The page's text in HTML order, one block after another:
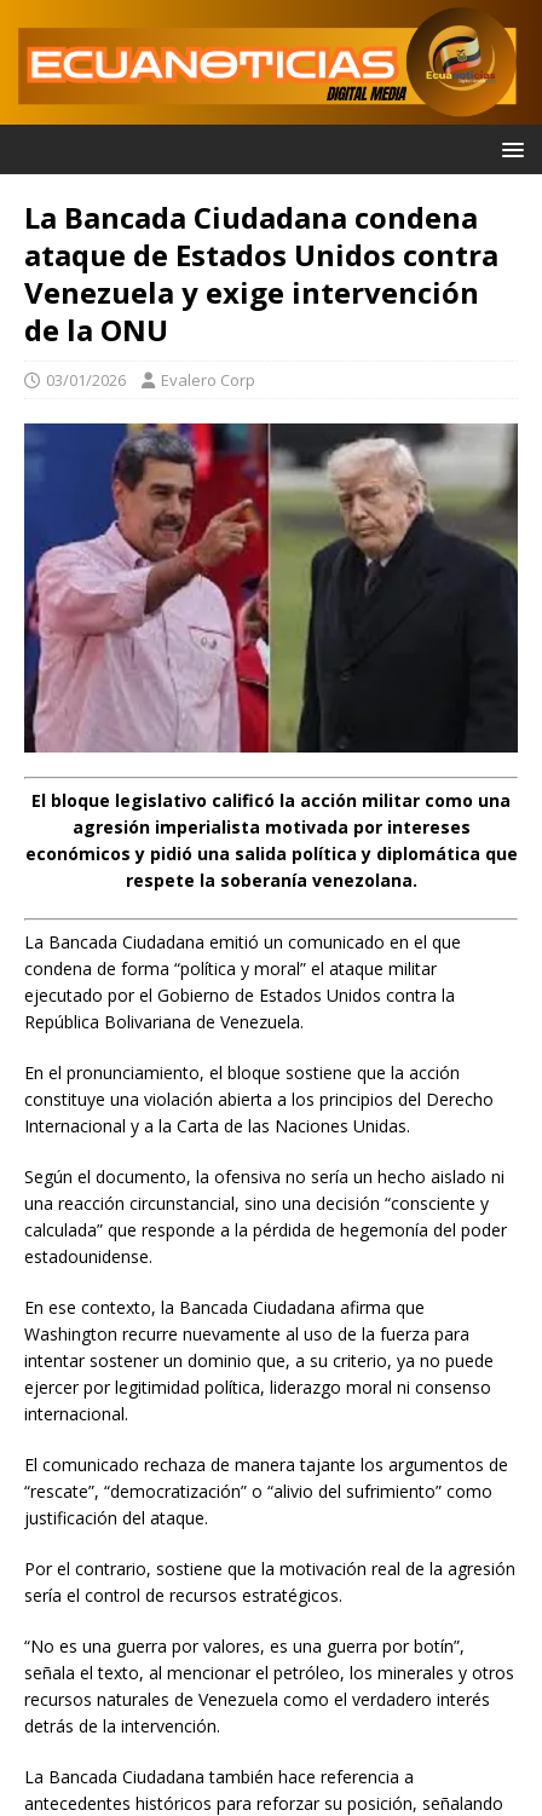
La Bancada Ciudadana condena
ataque de Estados Unidos contra
Venezuela y exige intervención
de la ONU
03/01/2026 Evalero Corp
El bloque legislativo calificó la acción militar como una
agresión imperialista motivada por intereses
económicos y pidió una salida política y diplomática que
respete la soberanía venezolana.
La Bancada Ciudadana emitió un comunicado en el que
condena de forma “política y moral” el ataque militar
ejecutado por el Gobierno de Estados Unidos contra la
República Bolivariana de Venezuela.
En el pronunciamiento, el bloque sostiene que la acción
constituye una violación abierta a los principios del Derecho
Internacional y a la Carta de las Naciones Unidas.
Según el documento, la ofensiva no sería un hecho aislado ni
una reacción circunstancial, sino una decisión “consciente y
calculada” que responde a la pérdida de hegemonía del poder
estadounidense.
En ese contexto, la Bancada Ciudadana afirma que
Washington recurre nuevamente al uso de la fuerza para
intentar sostener un dominio que, a su criterio, ya no puede
ejercer por legitimidad política, liderazgo moral ni consenso
internacional.
El comunicado rechaza de manera tajante los argumentos de
“rescate”, “democratización” o “alivio del sufrimiento” como
justificación del ataque.
Por el contrario, sostiene que la motivación real de la agresión
sería el control de recursos estratégicos.
“No es una guerra por valores, es una guerra por botín”,
señala el texto, al mencionar el petróleo, los minerales y otros
recursos naturales de Venezuela como el verdadero interés
detrás de la intervención.
La Bancada Ciudadana también hace referencia a
antecedentes históricos para reforzar su posición, señalando